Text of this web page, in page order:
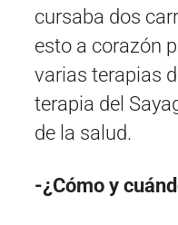
cursaba dos
esto a corazón
varias terapias
terapia del
de la salud.
-¿Cómo y